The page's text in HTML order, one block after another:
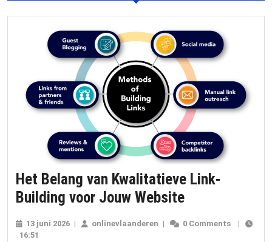
Het Belang van Kwalitatieve Link-
Building voor Jouw WebsiteHet
13 juni 2026 13
| onlinevlaanderen onlinevlaanderen
| 0 Comments
|
16:51